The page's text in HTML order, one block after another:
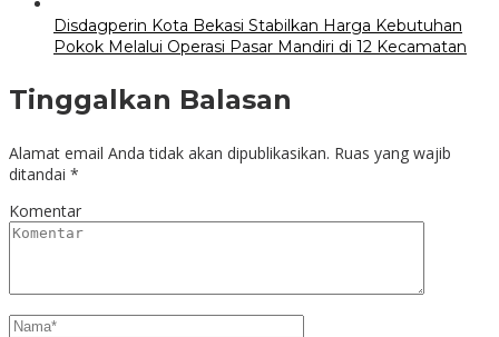
Disdagperin Kota Bekasi Stabilkan Harga Kebutuhan
Pokok Melalui Operasi Pasar Mandiri di 12 Kecamatan
Tinggalkan Balasan
Alamat email Anda tidak akan dipublikasikan. Ruas yang wajib
ditandai *
Komentar